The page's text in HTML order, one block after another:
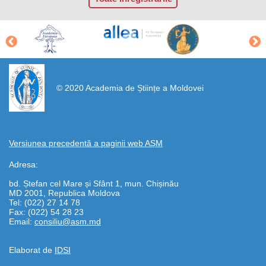
© 2020 Academia de Științe a Moldovei
Versiunea precedentă a paginii web AȘM
Adresa:
bd. Ștefan cel Mare și Sfânt 1, mun. Chișinău
MD 2001, Republica Moldova
Tel: (022) 27 14 78
Fax: (022) 54 28 23
Email: consiliu@asm.md
Elaborat de IDSI
https://propletenie.ru/